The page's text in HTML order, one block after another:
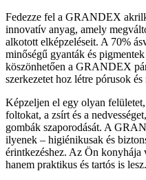
Fedezze fel a GRANDEX
innovatív anyag, amely
alkotott elképzeléseit. A 70%
minőségű gyanták és
köszönhetően a GRANDEX
szerkezetet hoz létre pórusok
Képzeljen el egy olyan
foltokat, a zsírt és a
gombák szaporodását. A
ilyenek – higiénikusak és
érintkezéshez. Az Ön konyhája
hanem praktikus és tartós is lesz.